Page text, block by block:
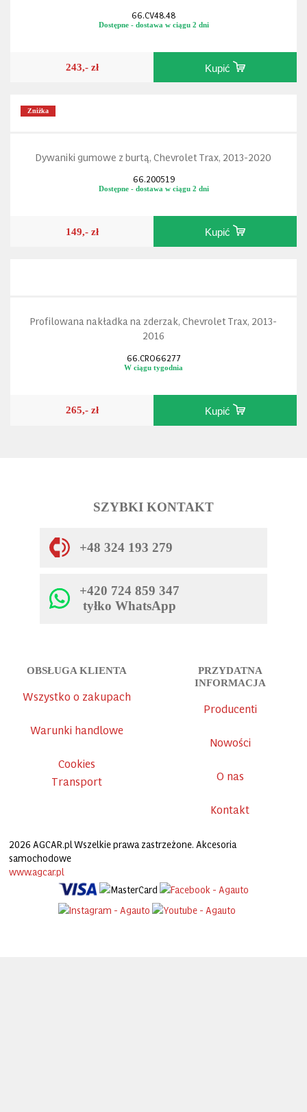
66.CV48.48
Dostępne - dostawa w ciągu 2 dni
243,- zł Kupić
Zniżka
Dywaniki gumowe z burtą, Chevrolet Trax, 2013-2020
66.200519
Dostępne - dostawa w ciągu 2 dni
149,- zł Kupić
Profilowana nakładka na zderzak, Chevrolet Trax, 2013-
2016
66.CRO66277
W ciągu tygodnia
265,- zł Kupić
SZYBKI KONTAKT
+48 324 193 279
+420 724 859 347
tyłko WhatsApp
OBSŁUGA KLIENTA
Wszystko o zakupach
Warunki handlowe
Cookies
Transport
PRZYDATNA
INFORMACJA
Producenti
Nowości
O nas
Kontakt
2026 AGCAR.pl Wszelkie prawa zastrzeżone. Akcesoria
samochodowe
www.agcar.pl